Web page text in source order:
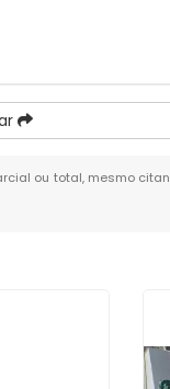
ou total, mesmo